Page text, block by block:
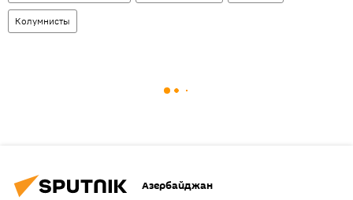
Колумнисты
Азербайджан